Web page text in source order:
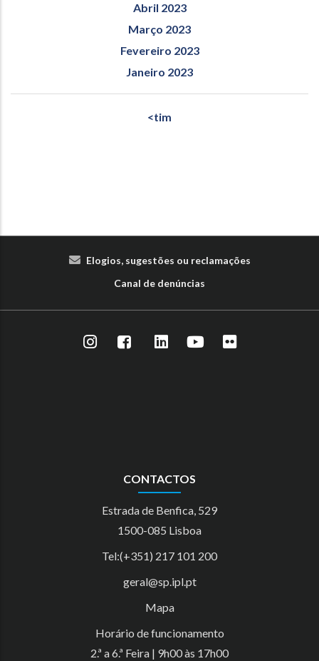
Abril 2023
Março 2023
Fevereiro 2023
Janeiro 2023
<tim
Elogios, sugestões ou reclamações
Canal de denúncias
CONTACTOS
Estrada de Benfica, 529
1500-085 Lisboa
Tel:(+351) 217 101 200
geral@sp.ipl.pt
Mapa
Horário de funcionamento
2.ª a 6.ª Feira | 9h00 às 17h00